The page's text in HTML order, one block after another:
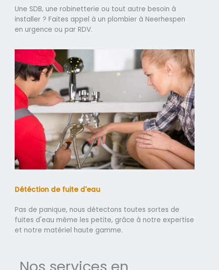
Une SDB, une robinetterie ou tout autre besoin à
installer ? Faites appel à un plombier à Neerhespen
en urgence ou par RDV.
Détéction de fuite d'eau
Pas de panique, nous détectons toutes sortes de
fuites d'eau même les petite, grâce à notre expertise
et notre matériel haute gamme.